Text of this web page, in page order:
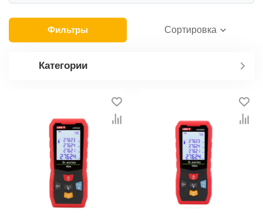
Фильтры Сортировка
Категории